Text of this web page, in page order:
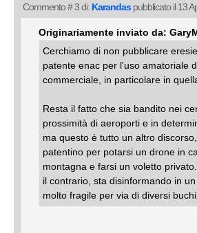
Commento # 3 di: Karandaspubblicato il 13
Originariamente inviato da:
Cerchiamo di non pubblicare
patente enac per l'uso amatoriale
commerciale, in particolare in
Resta il fatto che sia bandito nei
prossimità di aeroporti e in
ma questo è tutto un altro
patentino per potarsi un drone in
montagna e farsi un voletto
il contrario, sta disinformando in
molto fragile per via di diversi